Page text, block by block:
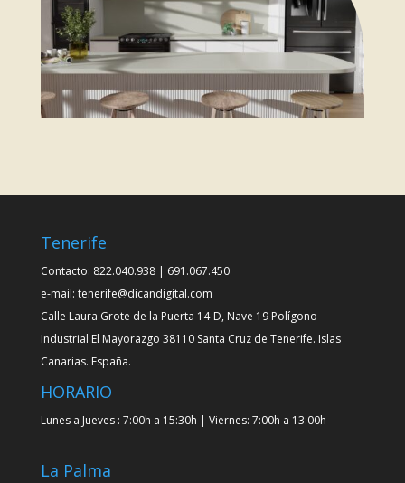
Tenerife
Contacto: 822.040.938 | 691.067.450
e-mail: tenerife@dicandigital.com
Calle Laura Grote de la Puerta 14-D, Nave 19 Polígono
Industrial El Mayorazgo 38110 Santa Cruz de Tenerife. Islas
Canarias. España.
HORARIO
Lunes a Jueves : 7:00h a 15:30h | Viernes: 7:00h a 13:00h
La Palma